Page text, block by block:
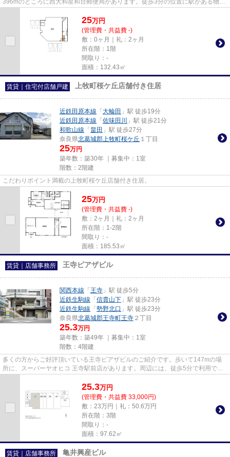
396mのところに西大和星和台郵便局があります。徒歩3分の位置に駅がある物件
25万円
(管理費・共益費 -)
敷：0ヶ月｜礼：2ヶ月
所在階：1階
間取り：-
面積：132.43㎡
賃貸｜住宅付店舗戸建 上牧町桜ケ丘店舗付き住居
近鉄田原本線 「 大輪田 」駅 徒歩19分
近鉄田原本線 「 佐味田川
」駅 徒歩21分
和歌山線 「 畠田 」駅 徒歩27分
奈良県北葛城郡上牧町桜ケ丘 １丁目
25万円
築年数：築30年 ｜募集中： 1室
階数：2階建
こだわりポイント満載の上牧町桜ケ丘店舗付き住居。
25万円
(管理費・共益費 -)
敷：2ヶ月｜礼：2ヶ月
所在階：1-2階
間取り：-
面積：185.53㎡
賃貸｜店舗事務所 王寺ピアザビル
関西本線 「 王寺 」駅 徒歩5分
近鉄生駒線 「 信貴山下 」駅 徒歩23分
近鉄生駒線 「 勢野北口 」駅 徒歩23分
奈良県北葛城郡王寺町王寺 ２丁目
25.3万円
築年数：築49年 ｜募集中： 1室
階数：4階建
多くの方からご好評頂いている王寺ピアザビルのご紹介です。歩いて147mの場
所に、スーパーヤオヒコ 王寺駅前店があります。周辺には、徒歩5分で利用でき
25.3万円
(管理費・共益費 33,000円)
敷：23万円｜礼：50.6万円
所在階：3階
間取り：-
面積：97.62㎡
賃貸｜店舗事務所 亀井興産ビル